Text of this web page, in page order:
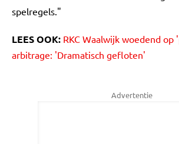
spelregels."
LEES OOK: RKC Waalwijk woedend op
arbitrage: 'Dramatisch gefloten'
Advertentie